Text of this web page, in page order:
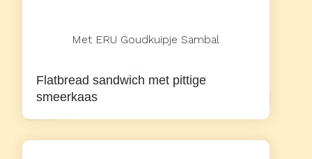
Met ERU Goudkuipje Sambal
Flatbread sandwich met pittige
smeerkaas